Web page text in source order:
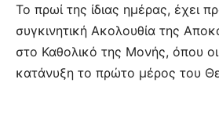
Το πρωί της ίδιας ημέρας, έχει
συγκινητική Ακολουθία της
στο Καθολικό της Μονής, όπου οι
κατάνυξη το πρώτο μέρος του